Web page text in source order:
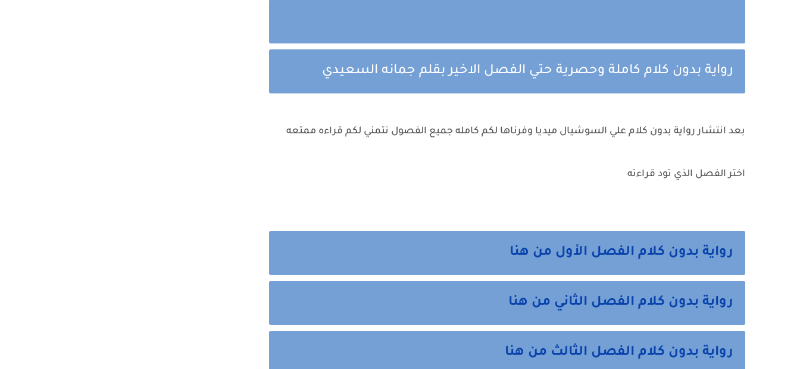
رواية بدون كلام كاملة وحصرية حتي الفصل الاخير بقلم جمانه السعيدي
بعد انتشار رواية بدون كلام علي السوشيال ميديا وفرناها لكم كامله جميع الفصول نتمني لكم قراءه ممتعه
اختر الفصل الذي تود قراءته
رواية بدون كلام الفصل الأول من هنا
رواية بدون كلام الفصل الثاني من هنا
رواية بدون كلام الفصل الثالث من هنا